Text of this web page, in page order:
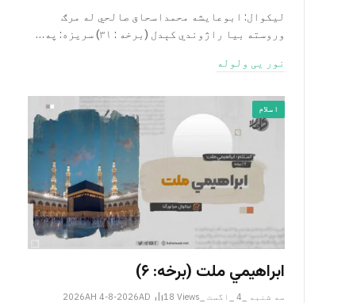
لیکوال: ابوعایشه محمداسحاق صالحي له مرګ
وروسته بیا راژوندي کېدل (برخه : ۳۱) سریزه: په…
نور یی ولوله
اسلام
ابراهيمي ملت (برخه: ۶)
سه شنبه _4 _اگست _2026AH 4-8-2026AD 18 Views